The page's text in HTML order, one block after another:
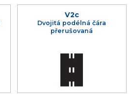
V2c
Dvojitá podélná čára
přerušovaná